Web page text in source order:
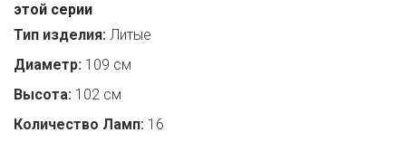
этой серии
Тип изделия: Литые
Диаметр: 109 см
Высота: 102 см
Количество Ламп: 16